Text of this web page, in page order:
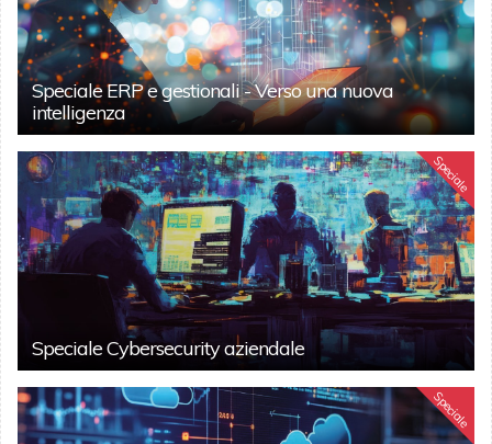
Speciale ERP e gestionali - Verso una nuova
intelligenza
Speciale
Speciale Cybersecurity aziendale
Speciale